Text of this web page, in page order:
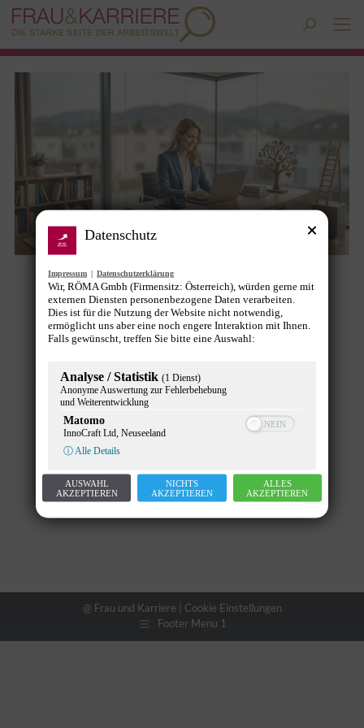
Search:
Warum Weiterbildung für Frauen in
Österreich gerade jetzt entscheidend
ist
Gunther Pany 3. März 2026
@ Frau und Karriere | Cookie Einstellungen
Footer Menu 1
Datenschutz
Impressum | Datenschutzerklärung
Wir, RÖMA Gmbh (Firmensitz: Österreich), würden gerne mit
externen Diensten personenbezogene Daten verarbeiten.
Dies ist für die Nutzung der Website nicht notwendig,
ermöglicht uns aber eine noch engere Interaktion mit Ihnen.
Falls gewünscht, treffen Sie bitte eine Auswahl:
Analyse / Statistik (1 Dienst)
Anonyme Auswertung zur Fehlerbehebung
und Weiterentwicklung
Matomo
InnoCraft Ltd, Neuseeland
ⓘ Alle Details
AUSWAHL
AKZEPTIEREN
NICHTS
AKZEPTIEREN
ALLES
AKZEPTIEREN